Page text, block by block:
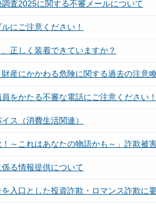
調査2025に関する不審メールについて
にご注意ください！
正しく装着できていますか？
財産にかかわる危険に関する過去の注意
員をかたる不審な電話にご注意ください！
ス（消費生活関連）
！～これはあなたの物語かも～」詐欺被
る情報提供について
入口とした投資詐欺・ロマンス詐欺に要